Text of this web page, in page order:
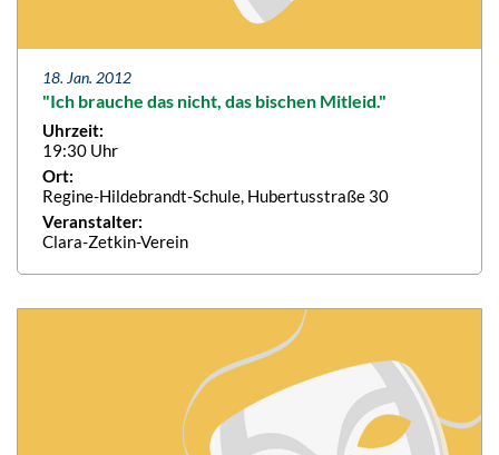
18. Jan. 2012
"Ich brauche das nicht, das bischen Mitleid."
Uhrzeit:
19:30 Uhr
Ort:
Regine-Hildebrandt-Schule, Hubertusstraße 30
Veranstalter:
Clara-Zetkin-Verein